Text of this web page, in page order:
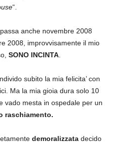
“.
anche novembre 2008
2008, improvvisamente il mio
SONO INCINTA.
subito la mia felicita’ con
Ma la mia gioia dura solo 10
vado mesta in ospedale per un
raschiamento.
demoralizzata decido